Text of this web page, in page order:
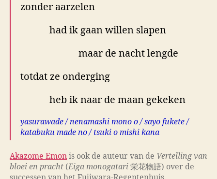
zonder aarzelen
had ik gaan willen slapen
maar de nacht lengde
totdat ze onderging
heb ik naar de maan gekeken
yasurawade / nenamashi mono o / sayo fukete /
katabuku made no / tsuki o mishi kana
Akazome Emon is ook de auteur van de Vertelling van
bloei en pracht (Eiga monogatari 栄花物語) over de